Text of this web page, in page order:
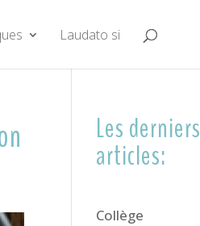
Laudato si
Les derniers
articles:
Collège